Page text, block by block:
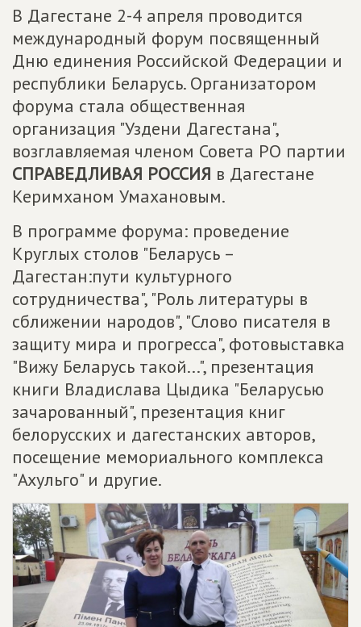
В Дагестане 2-4 апреля проводится
международный форум посвященный
Дню единения Российской Федерации и
республики Беларусь. Организатором
форума стала общественная
организация "Уздени Дагестана",
возглавляемая членом Совета РО партии
СПРАВЕДЛИВАЯ РОССИЯ в Дагестане
Керимханом Умахановым.
В программе форума: проведение
Круглых столов "Беларусь –
Дагестан:пути культурного
сотрудничества", "Роль литературы в
сближении народов", "Слово писателя в
защиту мира и прогресса", фотовыставка
"Вижу Беларусь такой...", презентация
книги Владислава Цыдика "Беларусью
зачарованный", презентация книг
белорусских и дагестанских авторов,
посещение мемориального комплекса
"Ахульго" и другие.